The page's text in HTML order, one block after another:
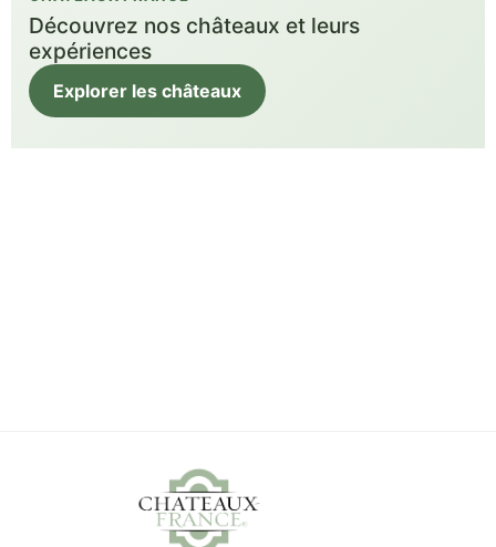
Découvrez nos châteaux et leurs
expériences
Explorer les châteaux